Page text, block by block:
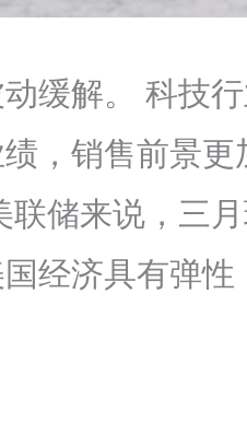
缓解。 科技
，销售前景
储来说，三月
经济具有弹性